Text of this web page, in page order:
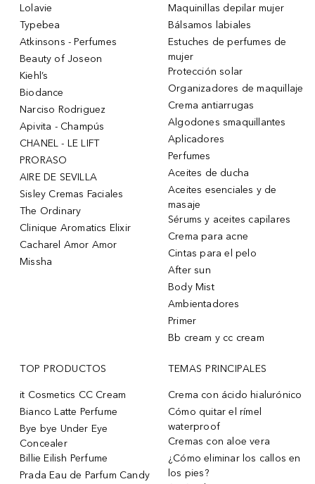
Lolavie
Typebea
Atkinsons - Perfumes
Beauty of Joseon
Kiehl’s
Biodance
Narciso Rodriguez
Apivita - Champús
CHANEL - LE LIFT
PRORASO
AIRE DE SEVILLA
Sisley Cremas Faciales
The Ordinary
Clinique Aromatics Elixir
Cacharel Amor Amor
Missha
Maquinillas depilar mujer
Bálsamos labiales
Estuches de perfumes de
mujer
Protección solar
Organizadores de maquillaje
Crema antiarrugas
Algodones smaquillantes
Aplicadores
Perfumes
Aceites de ducha
Aceites esenciales y de
masaje
Sérums y aceites capilares
Crema para acne
Cintas para el pelo
After sun
Body Mist
Ambientadores
Primer
Bb cream y cc cream
TOP PRODUCTOS
it Cosmetics CC Cream
Bianco Latte Perfume
Bye bye Under Eye
Concealer
Billie Eilish Perfume
Prada Eau de Parfum Candy
TEMAS PRINCIPALES
Crema con ácido hialurónico
Cómo quitar el rímel
waterproof
Cremas con aloe vera
¿Cómo eliminar los callos en
los pies?